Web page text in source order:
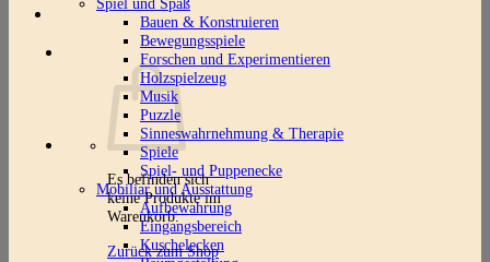
Es befinden sich
keine Produkte im
Warenkorb.
Zurück zum Shop
Bauen & Konstruieren
Bewegungsspiele
Forschen und Experimentieren
Holzspielzeug
Musik
Puzzle
Sinneswahrnehmung & Therapie
Spiele
Spiel- und Puppenecke
Mobiliar und Ausstattung
Aufbewahrung
Eingangsbereich
Kuschelecken